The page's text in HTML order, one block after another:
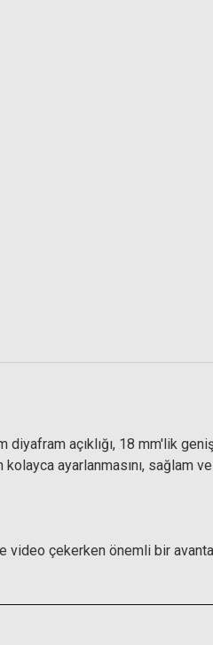
açıklığı, 18 mm'lik
ayarlanmasını, sağlam
video çekerken önemli bir